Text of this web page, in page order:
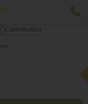
Самовывоз